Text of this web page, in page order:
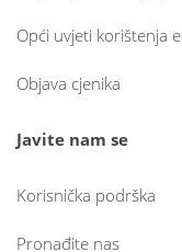
Opći uvjeti korištenja
Objava cjenika
Javite nam se
Korisnička podrška
Pronađite nas